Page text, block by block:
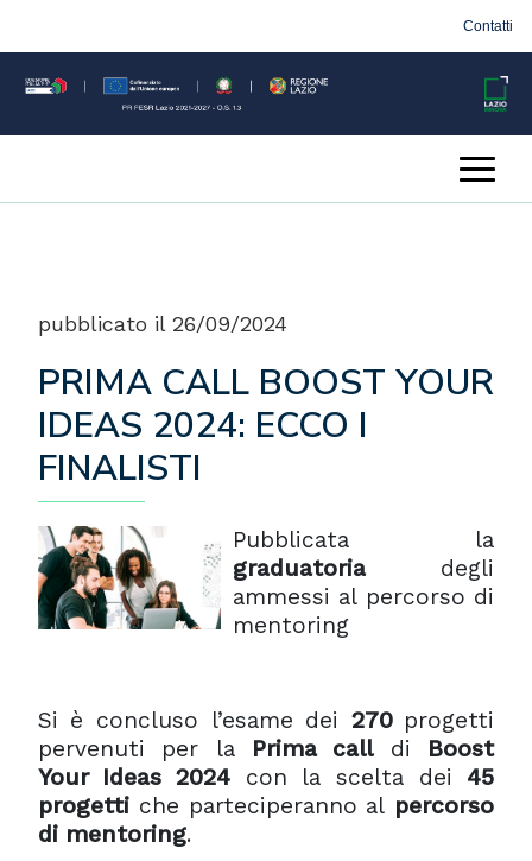
Contatti
pubblicato il 26/09/2024
PRIMA CALL BOOST YOUR
IDEAS 2024: ECCO I
FINALISTI
Pubblicata la
graduatoriadegli
ammessi al percorso di
mentoring
Si è concluso l’esame dei 270 progetti
pervenuti per la Prima calldi Boost
Your Ideas 2024 con la scelta dei 45
progettiche parteciperanno al percorso
di mentoring.